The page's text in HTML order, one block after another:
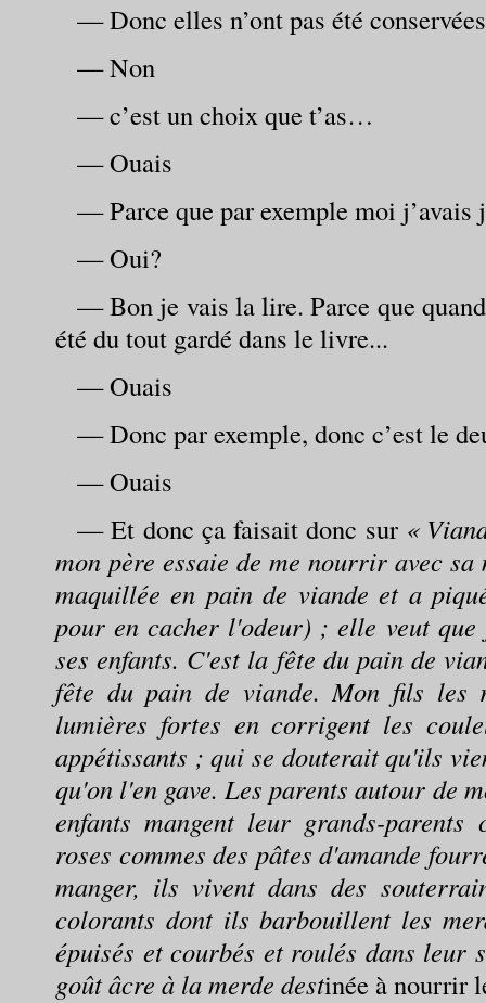
— Donc elles n’ont pas été
— Non
— c’est un choix que t’as…
— Ouais
— Parce que par exemple moi j’avais
— Oui?
— Bon je vais la lire. Parce que quand
été du tout gardé dans le livre...
— Ouais
— Donc par exemple, donc c’est le
— Ouais
— Et donc ça faisait donc sur «
mon père essaie de me nourrir avec
maquillée en pain de viande et a
pour en cacher l'odeur) ; elle veut
ses enfants. C'est la fête du pain de
fête du pain de viande. Mon fils les
lumières fortes en corrigent les
appétissants ; qui se douterait qu'ils
qu'on l'en gave. Les parents autour de
enfants mangent leur grands-
roses commes des pâtes d'amande
manger, ils vivent dans des
colorants dont ils barbouillent les
épuisés et courbés et roulés dans leur
goût âcre à la merde destinée à nourrir